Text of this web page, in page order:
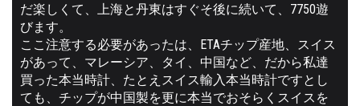
だ楽しくて、上海と丹東はすぐそ後に続いて、7750遊
びます。
ここ注意する必要があったは、ETAチップ産地、スイス
があって、マレーシア、タイ、中国など、だから私達
買った本当時計、たとえスイス輸入本当時計ですとし
ても、チップが中国製を更に本当でおそらくスイスを